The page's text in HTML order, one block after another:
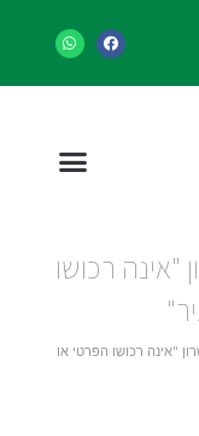
רכושו
"אינה רכושו הפרטי או